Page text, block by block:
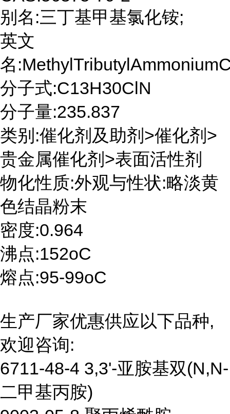
别名:三丁基甲基氯化铵;
英文
名
分子式:C13H30ClN
分子量:235.837
类别:催化剂及助剂>催化剂>
贵金属催化剂>表面活性剂
物化性质:外观与性状:略淡黄
色结晶粉末
密度:0.964
沸点:152oC
熔点:95-99oC
生产厂家优惠供应以下品种,
欢迎咨询:
6711-48-4 3,3'-亚胺基双(N,N-
二甲基丙胺)